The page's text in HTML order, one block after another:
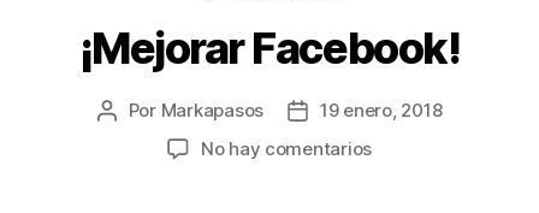
¡Mejorar Facebook!
Por Markapasos
19 enero, 2018
No hay comentarios